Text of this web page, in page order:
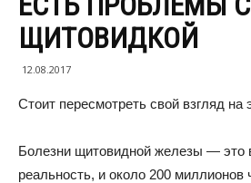
ЩИТОВИДКОЙ
12.08.2017
Стоит пересмотреть свой взгляд на
Болезни щитовидной железы — это
реальность, и около 200 миллионов